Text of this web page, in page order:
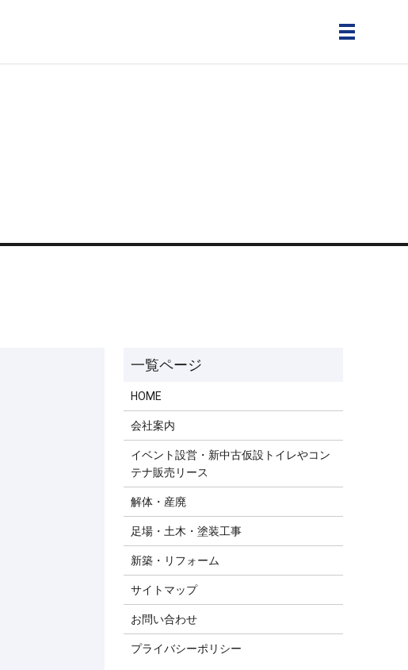
メニュー
HOME
会社案内
イベント設営・新中古仮設トイレやコン
テナ販売リース
解体・産廃
足場・土木・塗装工事
新築・リフォーム
サイトマップ
お問い合わせ
プライバシーポリシー